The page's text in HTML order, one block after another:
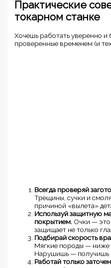
Практические
токарном станке
Хочешь работать уверенно
проверенные временем (и
Всегда проверяй
Трещины, сучки и
причиной «вылета»
Используй защитную
покрытием. Очки —
защищает не только
Подбирай скорость
Мягкие породы —
Нарушишь — получишь
Работай только